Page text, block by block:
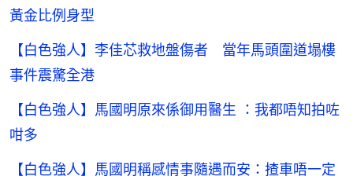
黃金比例身型
【白色強人】李佳芯救地盤傷者 當年馬頭圍道塌樓
事件震驚全港
【白色強人】馬國明原來係御用醫生 ：我都唔知拍咗
咁多
【白色強人】馬國明稱感情事隨遇而安：揸車唔一定